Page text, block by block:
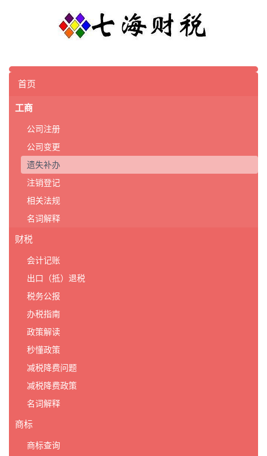
首页
工商
公司注册
公司变更
遗失补办
注销登记
相关法规
名词解释
财税
会计记账
出口（抵）退税
税务公报
办税指南
政策解读
秒懂政策
减税降费问题
减税降费政策
名词解释
商标
商标查询